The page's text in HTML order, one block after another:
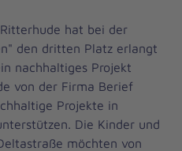
hat bei der
den dritten Platz erlangt
nachhaltiges Projekt
von der Firma Berief
Projekte in
Die Kinder und
möchten von